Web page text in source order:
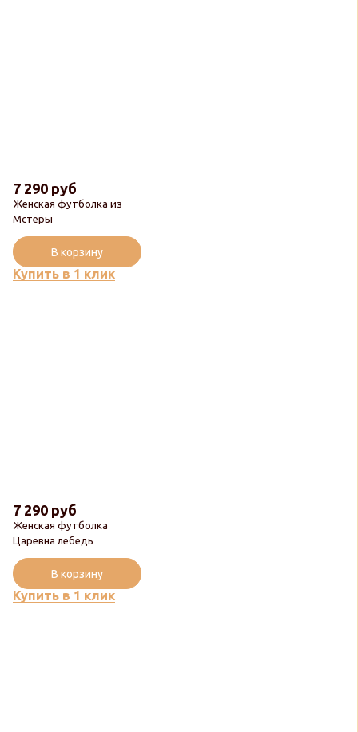
Женская футболка из
Мстеры
7 290 руб
Купить в 1 клик
В корзину
Женская футболка
Царевна лебедь
7 290 руб
Купить в 1 клик
В корзину